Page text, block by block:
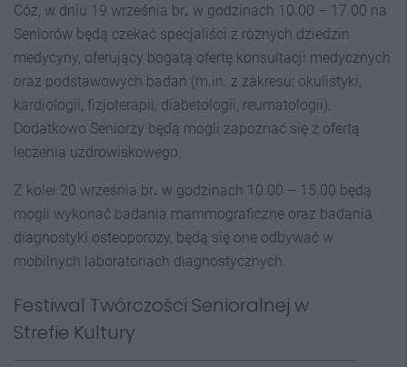
Cóż, w dniu 19 września br. w godzinach 10.00 – 17.00 na
Seniorów będą czekać specjaliści z różnych dziedzin
medycyny, oferujący bogatą ofertę konsultacji medycznych
oraz podstawowych badań (m.in. z zakresu: okulistyki,
kardiologii, fizjoterapii, diabetologii, reumatologii).
Dodatkowo Seniorzy będą mogli zapoznać się z ofertą
leczenia uzdrowiskowego.
Z kolei 20 września br. w godzinach 10.00 – 15.00 będą
mogli wykonać badania mammograficzne oraz badania
diagnostyki osteoporozy, będą się one odbywać w
mobilnych laboratoriach diagnostycznych.
Festiwal Twórczości Senioralnej w
Strefie Kultury